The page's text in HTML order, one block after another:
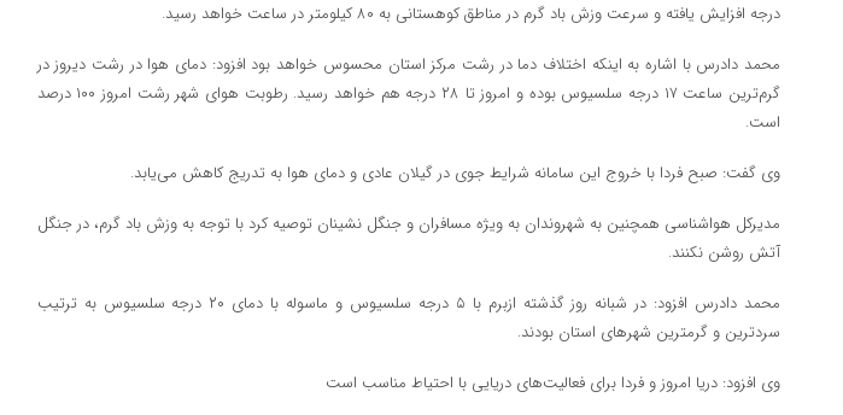
درجه افزایش یافته و سرعت وزش باد گرم در مناطق کوهستانی به ۸۰ کیلومتر در ساعت خواهد رسید.
محمد دادرس با اشاره به اینکه اختلاف دما در رشت مرکز استان محسوس خواهد بود افزود: دمای هوا در رشت دیروز در
گرم‌ترین ساعت ۱۷ درجه سلسیوس بوده و امروز تا ۲۸ درجه هم خواهد رسید. رطوبت هوای شهر رشت امروز ۱۰۰ درصد
است.
وی گفت: صبح فردا با خروج این سامانه شرایط جوی در گیلان عادی و دمای هوا به تدریج کاهش می‌یابد.
مدیرکل هواشناسی همچنین به شهروندان به ویژه مسافران و جنگل نشینان توصیه کرد با توجه به وزش باد گرم، در جنگل
آتش روشن نکنند.
محمد دادرس افزود: در شبانه روز گذشته ازبرم با ۵ درجه سلسیوس و ماسوله با دمای ۲۰ درجه سلسیوس به ترتیب
سردترین و گرمترین شهرهای استان بودند.
وی افزود: دریا امروز و فردا برای فعالیت‌های دریایی با احتیاط مناسب است